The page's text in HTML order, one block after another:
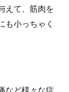
えて、筋肉を
も小っちゃく